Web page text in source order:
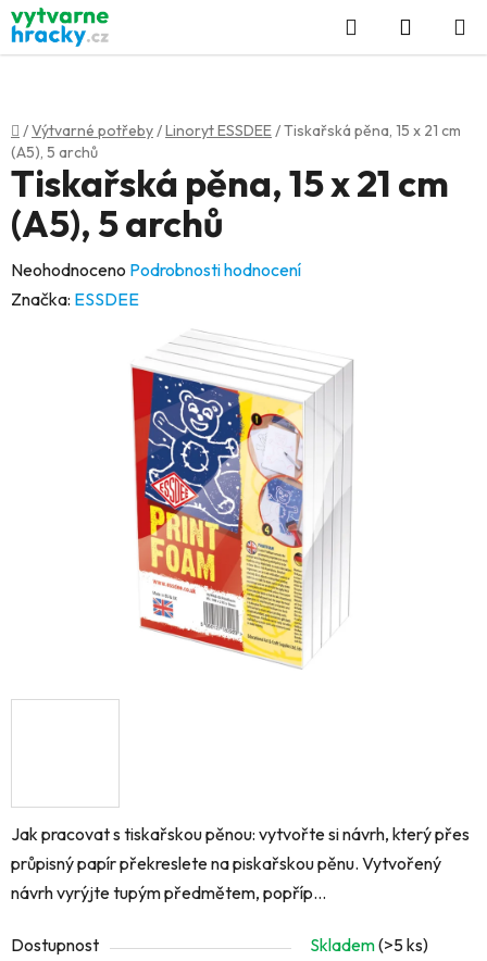
Přejít
na
obsah
Hledat
KOŠÍK
Domů
/Výtvarné potřeby/Linoryt ESSDEE/Tiskařská pěna, 15 x 21 cm
(A5), 5 archů
Jak pracovat s tiskařskou pěnou: vytvořte si návrh, který přes
průpisný papír překreslete na piskařskou pěnu. Vytvořený
návrh vyrýjte tupým předmětem, popříp...
Dostupnost Skladem(>5 ks)
Tiskařská pěna, 15 x 21 cm
(A5), 5 archů
Průměrné
hodnocení
Neohodnoceno Podrobnosti hodnocení
Značka: ESSDEE